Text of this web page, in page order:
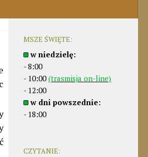
MSZE ŚWIĘTE:
w niedzielę:
- 8:00
- 10:00(trasmisja on-line)
- 12:00
w dni powszednie:
- 18:00
CZYTANIE: